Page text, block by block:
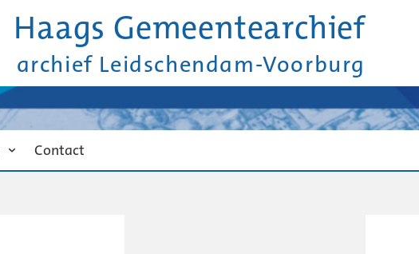
Haags Gemeentearchief
archief Leidschendam-Voorburg
Contact